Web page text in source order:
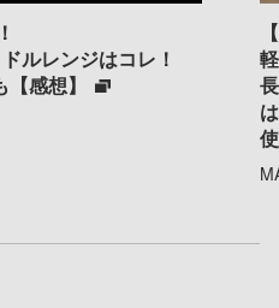
ルレンジはコレ！
感想】